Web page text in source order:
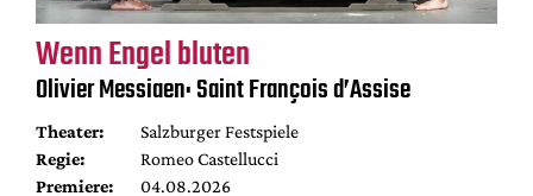
Wenn Engel bluten
Olivier Messiaen: Saint François d’Assise
Theater:
Salzburger Festspiele
Regie:
Romeo Castellucci
Premiere:
04.08.2026